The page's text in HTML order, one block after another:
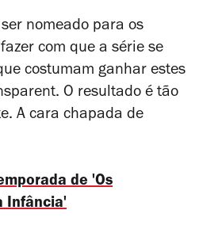
nomeado para os
com que a série se
costumam ganhar estes
. O resultado é tão
A cara chapada de
de 'Os
Infância'